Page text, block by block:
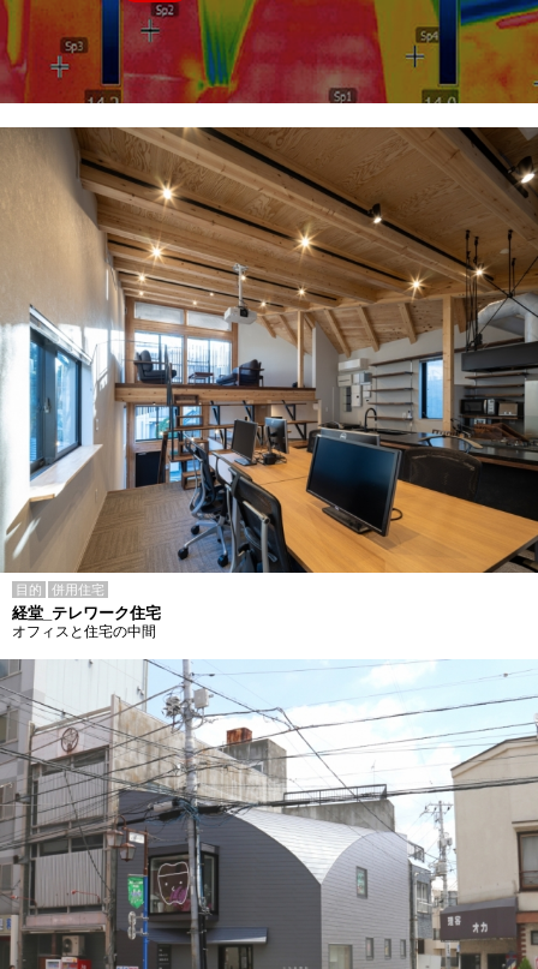
目的 併用住宅
経堂_テレワーク住宅
オフィスと住宅の中間